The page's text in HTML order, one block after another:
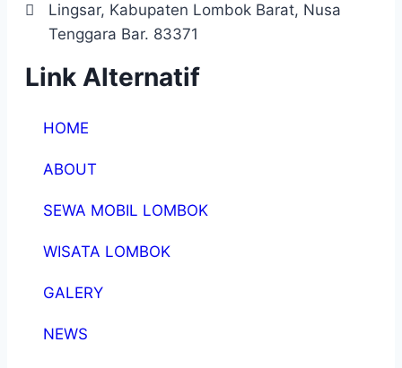
Lingsar, Kabupaten Lombok Barat, Nusa
Tenggara Bar. 83371
Link Alternatif
HOME
ABOUT
SEWA MOBIL LOMBOK
WISATA LOMBOK
GALERY
NEWS